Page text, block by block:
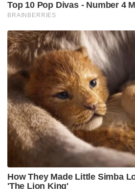
“हॉकी इंडिया ने इस उपलब्धि के लिए
नकद पुरस्कार देने का फैसला किया
स्टाफ को उनके प्रयासों के लिए बधाई
तनावपूर्ण फाइनल के बारे में बोलते हुए,
उत्तम सिंह, जिन्हें प्लेयर ऑफ द मैच
“राउंड रॉबिन चरण में 1-1 से ड्रॉ के
बारे में बहुत जागरूक थे जिन्हें हमें
पाकिस्तान को हराने के लिए। यह
टीम इतनी बड़ी भीड़ के सामने कभी
लगता है कि शुरुआती गोल बनाने से
रखने में मदद मिली।” भारत के कोच
जीत एक अच्छा टीम प्रयास था।